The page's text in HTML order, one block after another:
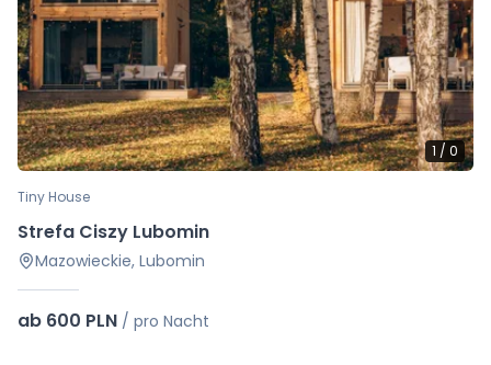
1 / 0
Tiny House
Strefa Ciszy Lubomin
Mazowieckie, Lubomin
ab 600 PLN / pro Nacht